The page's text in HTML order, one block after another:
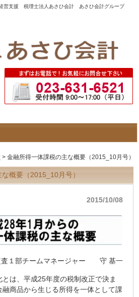
支援 税理士法人あさひ会計 あさひ会計グループ
> 金融所得一体課税の主な概要（2015_10月号）
概要（2015_10月号）
2015/10/08
査１部チームマネージャー 守 基一
は、平成25年度の税制改正で決ま
融商品から生じる所得を一体として課